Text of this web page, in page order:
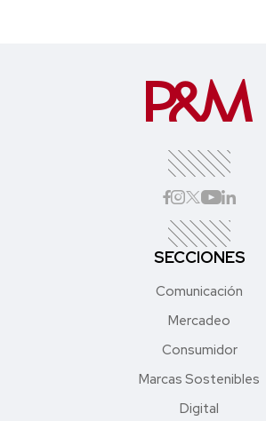
SECCIONES
Comunicación
Mercadeo
Consumidor
Marcas Sostenibles
Digital